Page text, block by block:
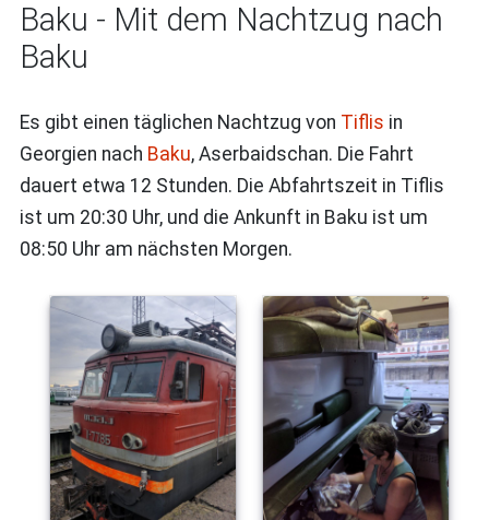
Baku - Mit dem Nachtzug nach
Baku
Es gibt einen täglichen Nachtzug von Tiflis in
Georgien nach Baku, Aserbaidschan. Die Fahrt
dauert etwa 12 Stunden. Die Abfahrtszeit in Tiflis
ist um 20:30 Uhr, und die Ankunft in Baku ist um
08:50 Uhr am nächsten Morgen.